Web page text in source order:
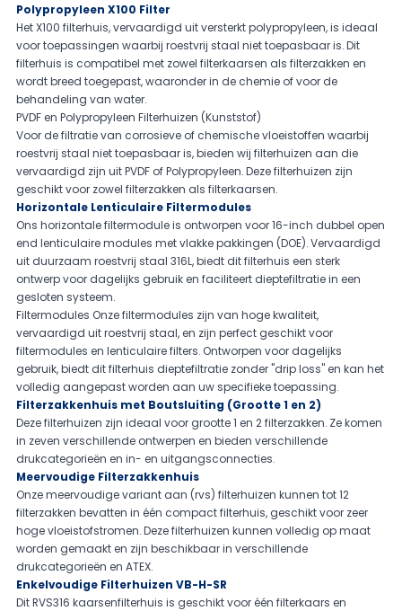
Polypropyleen X100 Filter
Het X100 filterhuis, vervaardigd uit versterkt polypropyleen, is ideaal
voor toepassingen waarbij roestvrij staal niet toepasbaar is. Dit
filterhuis is compatibel met zowel filterkaarsen als filterzakken en
wordt breed toegepast, waaronder in de chemie of voor de
behandeling van water.
PVDF en Polypropyleen Filterhuizen (Kunststof)
Voor de filtratie van corrosieve of chemische vloeistoffen waarbij
roestvrij staal niet toepasbaar is, bieden wij filterhuizen aan die
vervaardigd zijn uit PVDF of Polypropyleen. Deze filterhuizen zijn
geschikt voor zowel filterzakken als filterkaarsen.
Horizontale Lenticulaire Filtermodules
Ons horizontale filtermodule is ontworpen voor 16-inch dubbel open
end lenticulaire modules met vlakke pakkingen (DOE). Vervaardigd
uit duurzaam roestvrij staal 316L, biedt dit filterhuis een sterk
ontwerp voor dagelijks gebruik en faciliteert dieptefiltratie in een
gesloten systeem.
Filtermodules Onze filtermodules zijn van hoge kwaliteit,
vervaardigd uit roestvrij staal, en zijn perfect geschikt voor
filtermodules en lenticulaire filters. Ontworpen voor dagelijks
gebruik, biedt dit filterhuis dieptefiltratie zonder "drip loss" en kan het
volledig aangepast worden aan uw specifieke toepassing.
Filterzakkenhuis met Boutsluiting (Grootte 1 en 2)
Deze filterhuizen zijn ideaal voor grootte 1 en 2 filterzakken. Ze komen
in zeven verschillende ontwerpen en bieden verschillende
drukcategorieën en in- en uitgangsconnecties.
Meervoudige Filterzakkenhuis
Onze meervoudige variant aan (rvs) filterhuizen kunnen tot 12
filterzakken bevatten in één compact filterhuis, geschikt voor zeer
hoge vloeistofstromen. Deze filterhuizen kunnen volledig op maat
worden gemaakt en zijn beschikbaar in verschillende
drukcategorieën en ATEX.
Enkelvoudige Filterhuizen VB-H-SR
Dit RVS316 kaarsenfilterhuis is geschikt voor één filterkaars en